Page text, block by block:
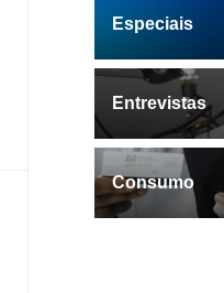
Especiais
Entrevistas
Consumo